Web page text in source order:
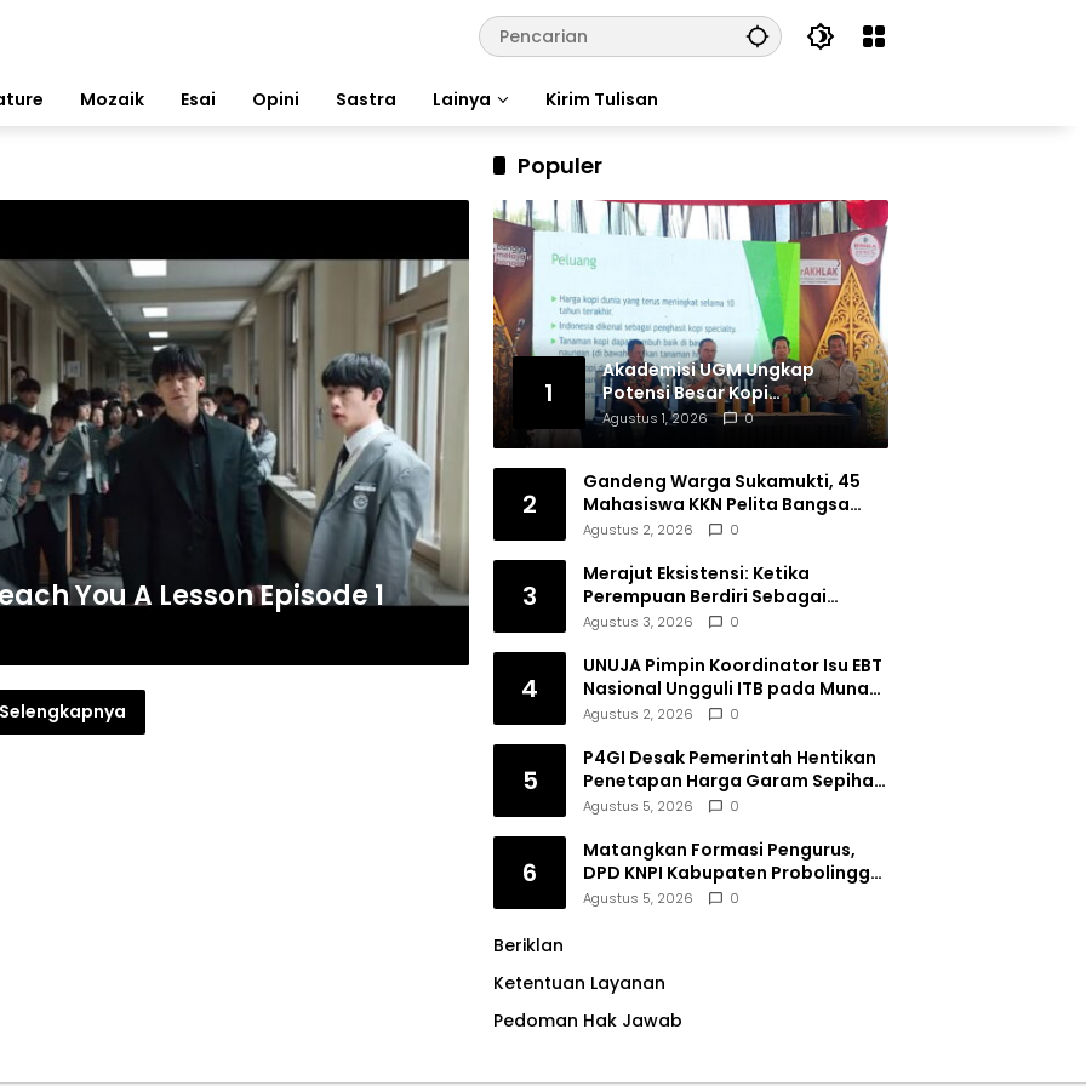
Mozaik Esai Opini Sastra Lainya Kirim Tulisan
You A Lesson Episode 1
Selengkapnya
Populer
1
Akademisi UGM Ungkap
Potensi Besar Kopi
Tulungagung, Siap Bersaing
Agustus 1, 2026 0
2
Gandeng Warga Sukamukti, 45
Mahasiswa KKN Pelita Bangsa
Bersihkan Drainase Desa
Agustus 2, 2026 0
3
Merajut Eksistensi: Ketika
Perempuan Berdiri Sebagai
Subjek
Agustus 3, 2026 0
4
UNUJA Pimpin Koordinator Isu EBT
Nasional Ungguli ITB pada Munas
BEM SI XIX
Agustus 2, 2026 0
5
P4GI Desak Pemerintah Hentikan
Penetapan Harga Garam Sepihak
oleh Pabrik
Agustus 5, 2026 0
6
Matangkan Formasi Pengurus,
DPD KNPI Kabupaten Probolinggo
Utamakan Komitmen dan Kinerja
Agustus 5, 2026 0
Beriklan
Ketentuan Layanan
Pedoman Hak Jawab